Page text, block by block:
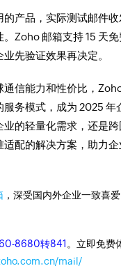
的产品，实际测试邮件
Zoho 邮箱支持 15 天
先验证效果再决定。​
通信能力和性价比，
服务模式，成为 2025 年
业的轻量化需求，还是
适配的解决方案，助力
，深受国内外企业一致喜
8680转841 。立即免费
mail/